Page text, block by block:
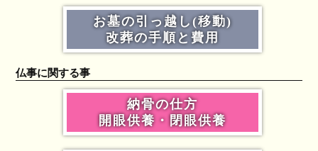
お墓の引っ越し(移動)
改葬の手順と費用
仏事に関する事
納骨の仕方
開眼供養・閉眼供養